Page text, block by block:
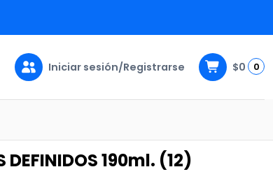
Iniciar sesión/Registrarse $0 0
DEFINIDOS 190ml. (12)